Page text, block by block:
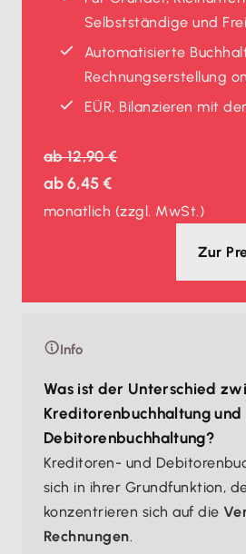
Selbstständige und
Automatisierte
Rechnungserstellung
EÜR, Bilanzieren mit
ab12,90 €
ab6,45 €
monatlich (zzgl. MwSt.)
Zur
Info
Was ist der Unterschied
Kreditorenbuchhaltung und
Debitorenbuchhaltung?
Kreditoren- und
sich in ihrer Grundfunktion,
konzentrieren sich auf die
Rechnungen.